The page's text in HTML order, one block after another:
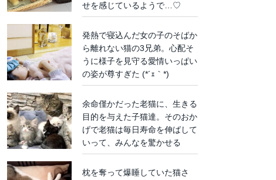
せを感じているようで…♡
発熱で寝込んだ女の子のそばか
ら離れない猫の3兄弟。心配そ
うに様子を見守る愛情いっぱい
の姿が尊すぎた (*´ｪ｀*)
余命僅かだった老猫に、生きる
目的を与えた子猫達。そのおか
げで老猫は毎日寿命を伸ばして
いって、みんなを驚かせる
枕を奪って爆睡していた猫さ